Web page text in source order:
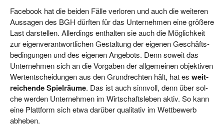
Face­book hat die bei­den Fäl­le ver­lo­ren und auch die wei­te­ren
Aus­sa­gen des BGH dürf­ten für das Unter­neh­men eine grö­ße­re
Last dar­stel­len. Aller­dings ent­hal­ten sie auch die Mög­lich­keit
zur eigen­ver­ant­wort­li­chen Gestal­tung der eige­nen Geschäfts­
be­din­gun­gen und des eige­nen Ange­bots. Denn soweit das
Unter­neh­men sich an die Vor­ga­ben der all­ge­mei­nen objek­ti­ven
Wert­ent­schei­dun­gen aus den Grund­rech­ten hält, hat es weit­
rei­chen­de Spiel­räu­me. Das ist auch sinn­voll, denn über sol­
che wer­den Unter­neh­men im Wirt­schafts­le­ben aktiv. So kann
eine Platt­form sich etwa dar­über qua­li­ta­tiv im Wett­be­werb
abheben.